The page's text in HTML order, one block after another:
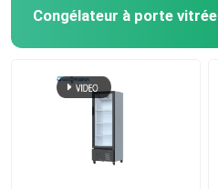
Congélateur à porte vitrée